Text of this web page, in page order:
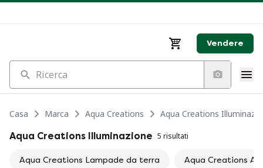
Vendere
Ricerca
Casa Marca Aqua Creations
Aqua Creations
Aqua Creations Illuminazione 5 risultati
Aqua Creations Lampade da terra Aqua Creations